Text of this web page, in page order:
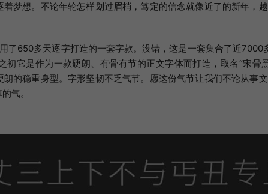
梦想。不论年轮怎样划过眉梢，笃定的信念就像近了的新年，
了650多天逐字打造的一套字款。没错，这是一套集合了近7000
它是作为一款硬朗、有骨有节的正文字体而打造，取名“宋骨
的稳重身型。字形坚韧不乏气节。愿这份气节让我们不论从事
气。